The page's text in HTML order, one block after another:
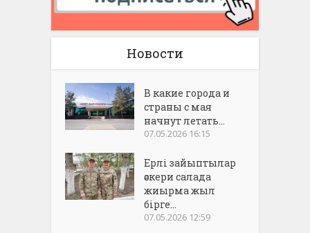
Новости
В какие города и
страны с мая
начнут летать...
07.05.2026 16:15
Ерлі зайыптылар
әскери салада
жиырма жыл
бірге...
07.05.2026 12:59